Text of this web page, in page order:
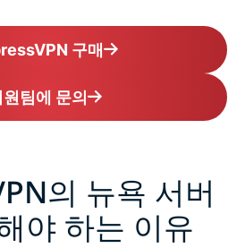
구매
원팀에 문의
의 뉴욕 서버
야 하는 이유